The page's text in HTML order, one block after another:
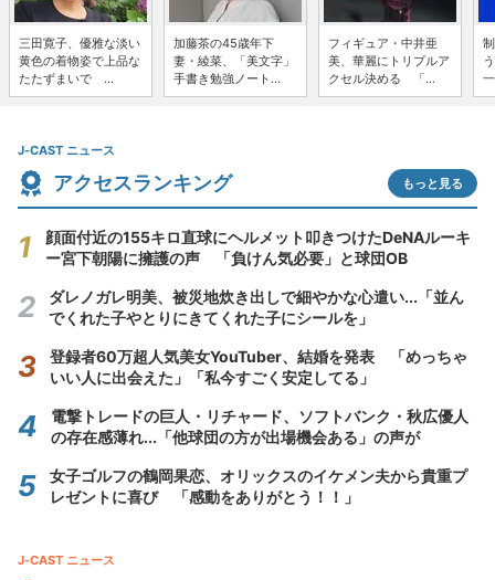
三田寛子、優雅な淡い
黄色の着物姿で上品な
たたずまいで ...
加藤茶の45歳年下
妻・綾菜、「美文字」
手書き勉強ノート...
フィギュア・中井亜
美、華麗にトリプルア
クセル決める 「...
J-CAST ニュース
アクセスランキング もっと見る
顔面付近の155キロ直球にヘルメット叩きつけたDeNAルーキ
ー宮下朝陽に擁護の声 「負けん気必要」と球団OB
ダレノガレ明美、被災地炊き出しで細やかな心遣い...「並ん
でくれた子やとりにきてくれた子にシールを」
登録者60万超人気美女YouTuber、結婚を発表 「めっちゃ
いい人に出会えた」「私今すごく安定してる」
電撃トレードの巨人・リチャード、ソフトバンク・秋広優人
の存在感薄れ...「他球団の方が出場機会ある」の声が
女子ゴルフの鶴岡果恋、オリックスのイケメン夫から貴重プ
レゼントに喜び 「感動をありがとう！！」
J-CAST ニュース